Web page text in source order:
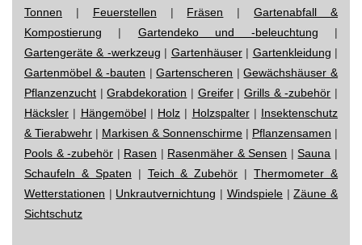
Tonnen | Feuerstellen | Fräsen |Gartenabfall &
Kompostierung | Gartendeko und -beleuchtung |
Gartengeräte & -werkzeug | Gartenhäuser| Gartenkleidung |
Gartenmöbel & -bauten |Gartenscheren |Gewächshäuser &
Pflanzenzucht |Grabdekoration | Greifer|Grills & -zubehör |
Häcksler | Hängemöbel| Holz | Holzspalter| Insektenschutz
& Tierabwehr | Markisen & Sonnenschirme | Pflanzensamen |
Pools & -zubehör | Rasen | Rasenmäher & Sensen |Sauna |
Schaufeln & Spaten | Teich & Zubehör |Thermometer &
Wetterstationen | Unkrautvernichtung | Windspiele|Zäune &
Sichtschutz